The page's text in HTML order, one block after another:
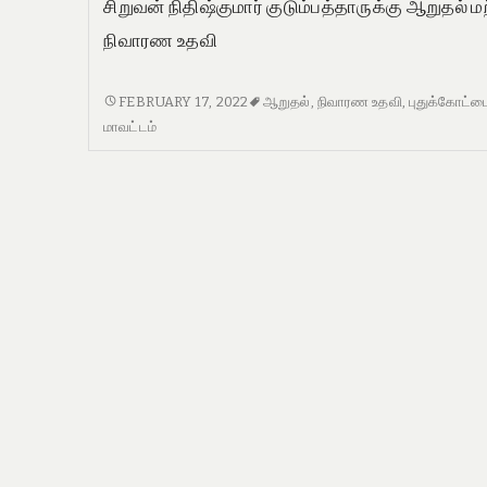
சிறுவன் நிதிஷ்குமார் குடும்பத்தாருக்கு ஆறுதல்
நிவாரண உதவி
சிறுவன்
நிதிஷ்குமார்
FEBRUARY 17, 2022 ஆறுதல் நிவாரண உதவி புதுக்கோட்டை
மாவட்டம்